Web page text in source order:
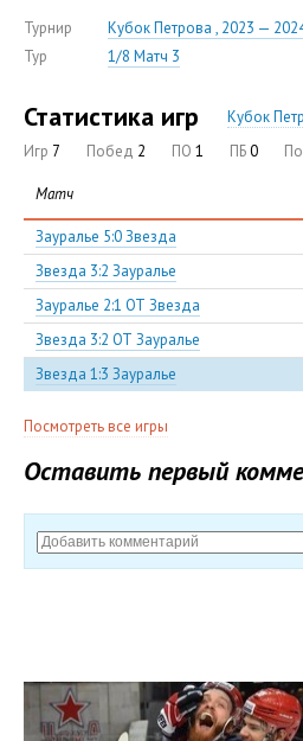
Турнир
Кубок Петрова , 2023 —
Тур
1/8 Матч 3
Статистика игр
Кубок
Игр 7 Побед 2 ПО 1 ПБ0
Матч
Зауралье 5:0 Звезда
Звезда 3:2 Зауралье
Зауралье 2:1 ОТ Звезда
Звезда 3:2 ОТ Зауралье
Звезда 1:3 Зауралье
Посмотреть все игры
Оставить первый